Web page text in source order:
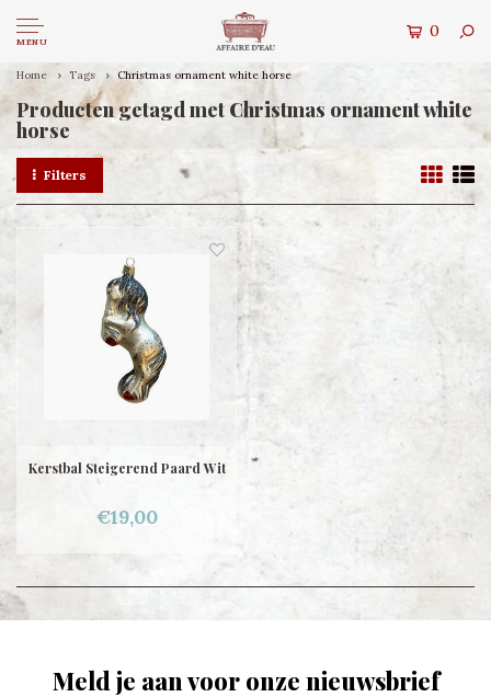
MENU
0
Home Tags Christmas ornament white horse
Producten getagd met Christmas ornament white
horse
Filters
Kerstbal Steigerend Paard Wit
€19,00
Meld je aan voor onze nieuwsbrief